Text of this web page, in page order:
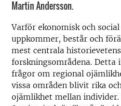
Martin Andersson.
Varför ekonomisk och
uppkommer, består och
mest centrala
forskningsområdena. Detta
frågor om regional
vissa områden blivit rika
ojämlikhet mellan